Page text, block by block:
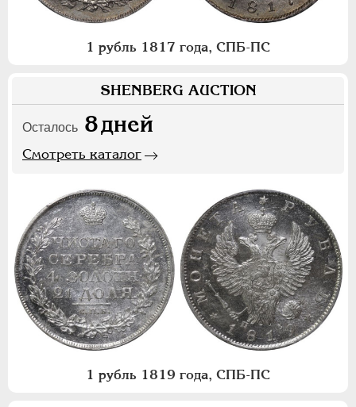
1 рубль 1817 года, СПБ-ПС
SHENBERG AUCTION
Осталось 8дней
Смотреть каталог
1 рубль 1819 года, СПБ-ПС